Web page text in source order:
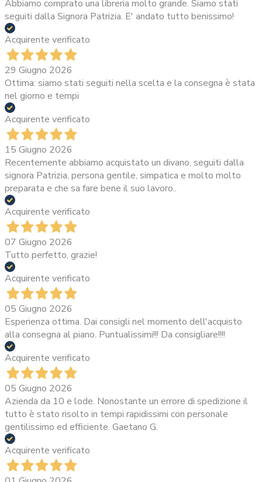
Abbiamo comprato una libreria molto grande. Siamo stati
seguiti dalla Signora Patrizia. E' andato tutto benissimo!
Acquirente verificato
29 Giugno 2026
Ottima: siamo stati seguiti nella scelta e la consegna è stata
nel giorno e tempi
Acquirente verificato
15 Giugno 2026
Recentemente abbiamo acquistato un divano, seguiti dalla
signora Patrizia, persona gentile, simpatica e molto molto
preparata e che sa fare bene il suo lavoro..
Acquirente verificato
07 Giugno 2026
Tutto perfetto, grazie!
Acquirente verificato
05 Giugno 2026
Esperienza ottima. Dai consigli nel momento dell'acquisto
alla consegna al piano. Puntualissimi!!! Da consigliare!!!!
Acquirente verificato
05 Giugno 2026
Azienda da 10 e lode. Nonostante un errore di spedizione il
tutto è stato risolto in tempi rapidissimi con personale
gentilissimo ed efficiente. Gaetano G.
Acquirente verificato